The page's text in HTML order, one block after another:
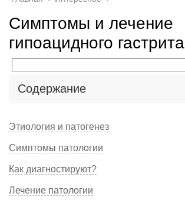
Симптомы и лечение
гипоацидного гастрита
Содержание
Этиология и патогенез
Симптомы патологии
Как диагностируют?
Лечение патологии